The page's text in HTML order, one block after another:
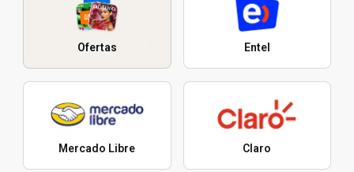
Ofertas Entel
Mercado Libre Claro